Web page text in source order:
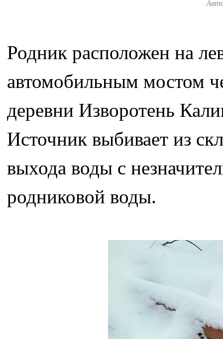
Родник расположен на
автомобильным мостом
деревни Изворотень
Источник выбивает из
выхода воды с
родниковой воды.